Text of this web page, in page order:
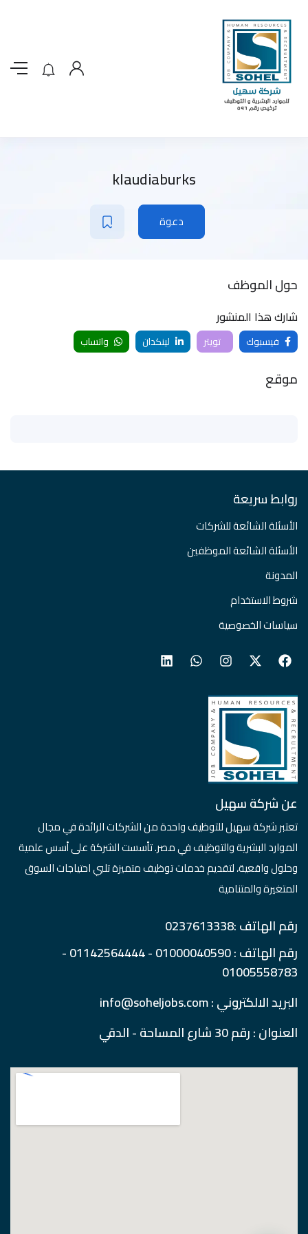
klaudiaburks
دعوة
حول الموظف
شارك هذا المنشور
فيسبوك تويتر لينكدان واتساب
موقع
روابط سريعة
الأسئلة الشائعة للشركات
الأسئلة الشائعة الموظفين
المدونة
شروط الاستخدام
سياسات الخصوصية
عن شركة سهيل
تعتبر شركة سهيل للتوظيف واحدة من الشركات الرائدة في مجال
الموارد البشرية والتوظيف في مصر. تأسست الشركة على أسس علمية
وحلول واقعية، لتقديم خدمات توظيف متميزة تلبي احتياجات السوق
المتغيرة والمتنامية
رقم الهاتف :0237613338
رقم الهاتف : 01000040590 - 01142564444 -
01005558783
البريد الالكتروني : info@soheljobs.com
العنوان : رقم 30 شارع المساحة - الدقي